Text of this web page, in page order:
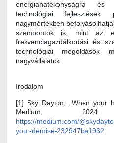
energiahatékonyságra
technológiai fejlesztések
nagymértékben
szempontok is, mint az
frekvenciagazdálkodási és
technológiai megoldások
Irodalom
[1] Sky Dayton, „When your
Medium,
https://medium.com/
your-demise-232947be1932